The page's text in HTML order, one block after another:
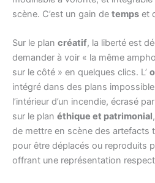
scène. C’est un gain de temps et
Sur le plan créatif, la liberté est
demander à voir « la même
sur le côté » en quelques clics. L’
intégré dans des plans
l’intérieur d’un incendie, écrasé
sur le plan éthique et patrimonial
de mettre en scène des artefacts
pour être déplacés ou reproduits
offrant une représentation